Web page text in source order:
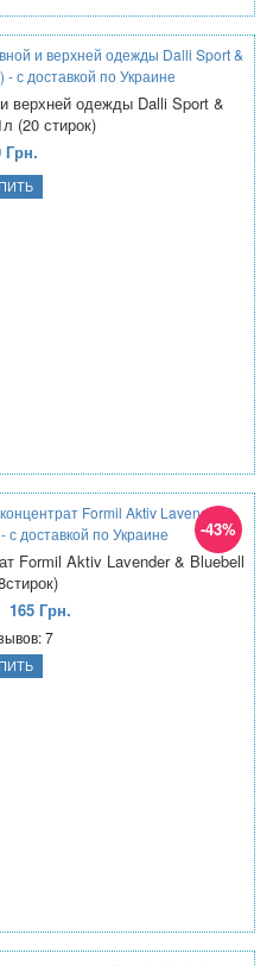
верхней одежды Dalli Sport &
(20 стирок)
Грн.
Formil Aktiv Lavender & Bluebell
165 Грн.
-43%